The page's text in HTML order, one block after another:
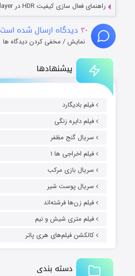
پیشنهادها
فیلم بادیگارد
فیلم دایره زنگی
سریال گنج مظفر
فیلم اخراجی ها ۱
سریال بازی مرکب
سریال پوست شیر
فیلم زن‌ها فرشته‌اند
فیلم متری شیش و نیم
کالکشن فیلم‌های هری پاتر
دسته بندی
راهنمای فعال سازی کیفیت HDR در PotPlayer
۳۰ دیدگاه ارسال شده است
نمایش / مخفی کردن دیدگاه ها